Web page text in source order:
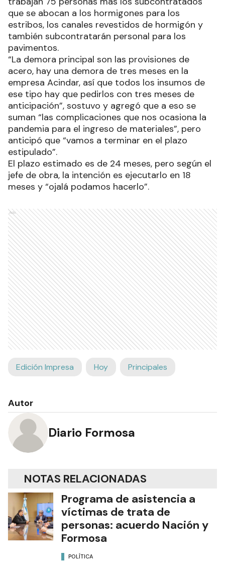
que se abocan a los hormigones para los
estribos, los canales revestidos de hormigón y
también subcontratarán personal para los
pavimentos.
“La demora principal son las provisiones de
acero, hay una demora de tres meses en la
empresa Acindar, así que todos los insumos de
ese tipo hay que pedirlos con tres meses de
anticipación”, sostuvo y agregó que a eso se
suman “las complicaciones que nos ocasiona la
pandemia para el ingreso de materiales”, pero
anticipó que “vamos a terminar en el plazo
estipulado”.
El plazo estimado es de 24 meses, pero según el
jefe de obra, la intención es ejecutarlo en 18
meses y “ojalá podamos hacerlo”.
Ads
Edición Impresa Hoy Principales
Autor
Diario Formosa
NOTAS RELACIONADAS
Programa de asistencia a
víctimas de trata de
personas: acuerdo Nación y
Formosa
POLÍTICA